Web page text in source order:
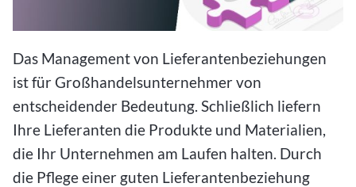
Das Management von Lieferantenbeziehungen
ist für Großhandelsunternehmer von
entscheidender Bedeutung. Schließlich liefern
Ihre Lieferanten die Produkte und Materialien,
die Ihr Unternehmen am Laufen halten. Durch
die Pflege einer guten Lieferantenbeziehung